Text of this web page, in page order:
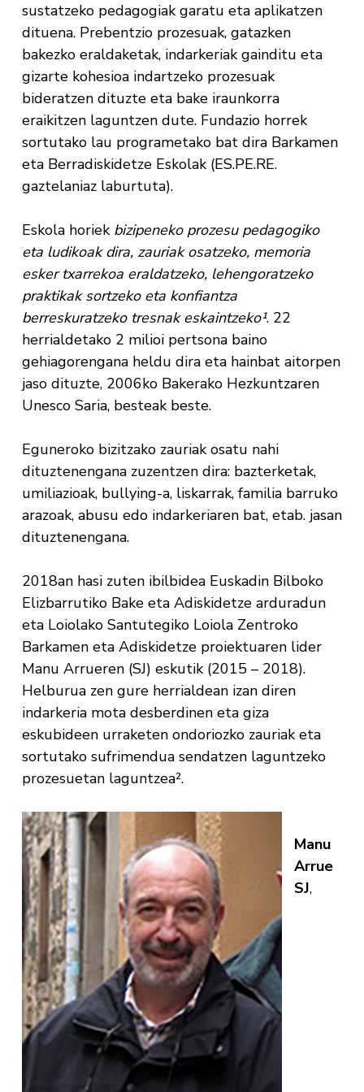
sustatzeko pedagogiak garatu eta aplikatzen
dituena. Prebentzio prozesuak, gatazken
bakezko eraldaketak, indarkeriak gainditu eta
gizarte kohesioa indartzeko prozesuak
bideratzen dituzte eta bake iraunkorra
eraikitzen laguntzen dute. Fundazio horrek
sortutako lau programetako bat dira Barkamen
eta Berradiskidetze Eskolak (ES.PE.RE.
gaztelaniaz laburtuta).
Eskola horiek bizipeneko prozesu pedagogiko
eta ludikoak dira, zauriak osatzeko, memoria
esker txarrekoa eraldatzeko, lehengoratzeko
praktikak sortzeko eta konfiantza
berreskuratzeko tresnak eskaintzeko¹. 22
herrialdetako 2 milioi pertsona baino
gehiagorengana heldu dira eta hainbat aitorpen
jaso dituzte, 2006ko Bakerako Hezkuntzaren
Unesco Saria, besteak beste.
Eguneroko bizitzako zauriak osatu nahi
dituztenengana zuzentzen dira: bazterketak,
umiliazioak, bullying-a, liskarrak, familia barruko
arazoak, abusu edo indarkeriaren bat, etab. jasan
dituztenengana.
2018an hasi zuten ibilbidea Euskadin Bilboko
Elizbarrutiko Bake eta Adiskidetze arduradun
eta Loiolako Santutegiko Loiola Zentroko
Barkamen eta Adiskidetze proiektuaren lider
Manu Arrueren (SJ) eskutik (2015 – 2018).
Helburua zen gure herrialdean izan diren
indarkeria mota desberdinen eta giza
eskubideen urraketen ondoriozko zauriak eta
sortutako sufrimendua sendatzen laguntzeko
prozesuetan laguntzea².
Manu
Arrue
SJ,